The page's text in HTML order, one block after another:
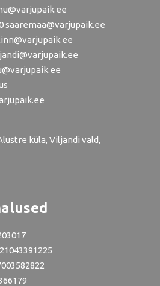
saaremaa@varjupaik.ee
küla, Viljandi vald,